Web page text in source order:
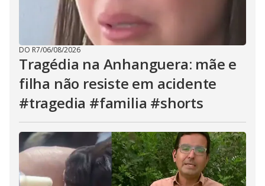
DO R7/06/08/2026
Tragédia na Anhanguera: mãe e
filha não resiste em acidente
#tragedia #familia #shorts